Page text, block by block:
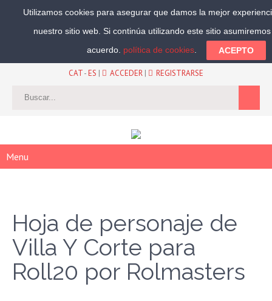
CAT-ES | ACCEDER | REGISTRARSE
Menu
Hoja de personaje de
Villa Y Corte para
Roll20 por Rolmasters
Utilizamos cookies para asegurar que damos la mejor
nuestro sitio web. Si continúa utilizando este sitio
acuerdo. política de cookies. ACEPTO